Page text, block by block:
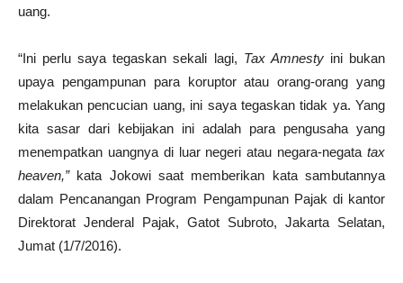
uang.
“Ini perlu saya tegaskan sekali lagi, Tax Amnestyini bukan
upaya pengampunan para koruptor atau orang-orang yang
melakukan pencucian uang, ini saya tegaskan tidak ya. Yang
kita sasar dari kebijakan ini adalah para pengusaha yang
menempatkan uangnya di luar negeri atau negara-negata tax
heaven,”kata Jokowi saat memberikan kata sambutannya
dalam Pencanangan Program Pengampunan Pajak di kantor
Direktorat Jenderal Pajak, Gatot Subroto, Jakarta Selatan,
Jumat (1/7/2016).